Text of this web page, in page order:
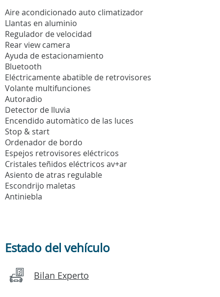
Aire acondicionado auto climatizador
Llantas en aluminio
Regulador de velocidad
Rear view camera
Ayuda de estacionamiento
Bluetooth
Eléctricamente abatible de retrovisores
Volante multifunciones
Autoradio
Detector de lluvia
Encendido automàtico de las luces
Stop & start
Ordenador de bordo
Espejos retrovisores eléctricos
Cristales teñidos eléctricos av+ar
Asiento de atras regulable
Escondrijo maletas
Antiniebla
Estado del vehículo
Bilan Experto